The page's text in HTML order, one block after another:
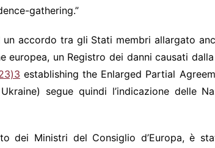
gathering.”
un accordo tra gli Stati membri allargato
europea, un Registro dei danni causati
establishing the Enlarged Partial
segue quindi l’indicazione delle
dei Ministri del Consiglio d’Europa, è